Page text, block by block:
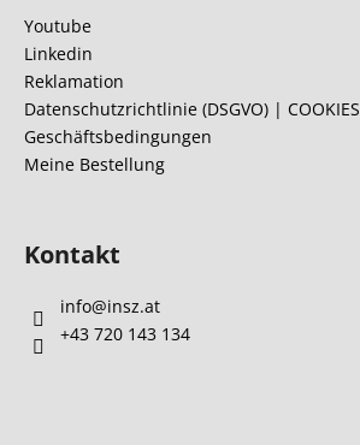
Youtube
Linkedin
Reklamation
Datenschutzrichtlinie (DSGVO) | COOKIES
Geschäftsbedingungen
Meine Bestellung
Kontakt
info@insz.at
+43 720 143 134